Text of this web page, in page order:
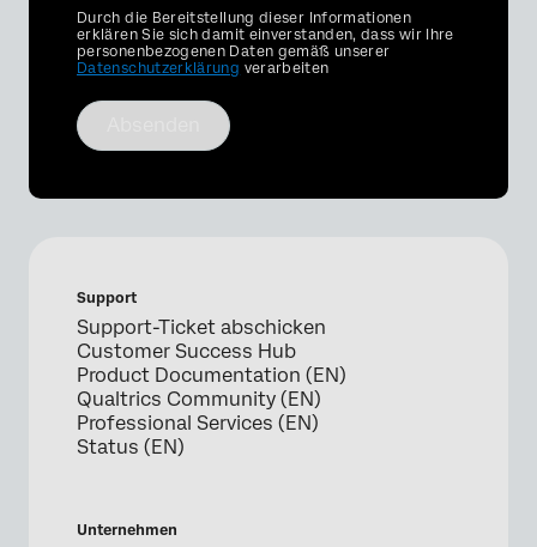
Privacy
Optin
Durch die Bereitstellung dieser Informationen
erklären Sie sich damit einverstanden, dass wir Ihre
personenbezogenen Daten gemäß unserer
Datenschutzerklärung verarbeiten
Support
Support-Ticket abschicken
Customer Success Hub
Product Documentation (EN)
Qualtrics Community (EN)
Professional Services (EN)
Status (EN)
Unternehmen